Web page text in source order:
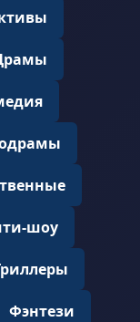
шоу
Фэнтези